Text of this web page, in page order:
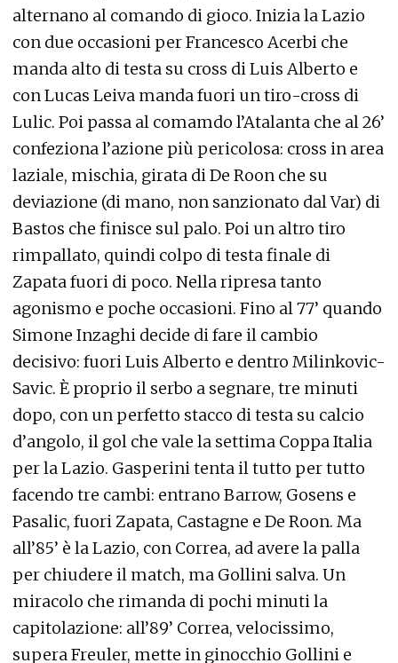
alternano al comando di gioco. Inizia la Lazio
con due occasioni per Francesco Acerbi che
manda alto di testa su cross di Luis Alberto e
con Lucas Leiva manda fuori un tiro-cross di
Lulic. Poi passa al comamdo l’Atalanta che al 26’
confeziona l’azione più pericolosa: cross in area
laziale, mischia, girata di De Roon che su
deviazione (di mano, non sanzionato dal Var) di
Bastos che finisce sul palo. Poi un altro tiro
rimpallato, quindi colpo di testa finale di
Zapata fuori di poco. Nella ripresa tanto
agonismo e poche occasioni. Fino al 77’ quando
Simone Inzaghi decide di fare il cambio
decisivo: fuori Luis Alberto e dentro Milinkovic-
Savic. È proprio il serbo a segnare, tre minuti
dopo, con un perfetto stacco di testa su calcio
d’angolo, il gol che vale la settima Coppa Italia
per la Lazio. Gasperini tenta il tutto per tutto
facendo tre cambi: entrano Barrow, Gosens e
Pasalic, fuori Zapata, Castagne e De Roon. Ma
all’85’ è la Lazio, con Correa, ad avere la palla
per chiudere il match, ma Gollini salva. Un
miracolo che rimanda di pochi minuti la
capitolazione: all’89’ Correa, velocissimo,
supera Freuler, mette in ginocchio Gollini e